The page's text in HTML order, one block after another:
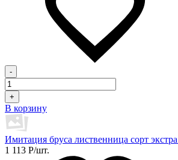
-
+
В корзину
Имитация бруса лиственница сорт
1 113 Р/шт.